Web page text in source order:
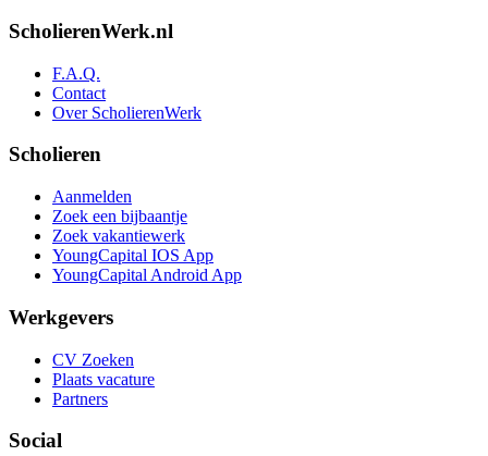
ScholierenWerk.nl
F.A.Q.
Contact
Over ScholierenWerk
Scholieren
Aanmelden
Zoek een bijbaantje
Zoek vakantiewerk
YoungCapital IOS App
YoungCapital Android App
Werkgevers
CV Zoeken
Plaats vacature
Partners
Social